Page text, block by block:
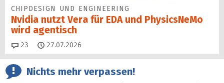
CHIPDESIGN UND ENGINEERING
Nvidia nutzt Vera für EDA und PhysicsNeMo
wird agentisch
23 Kommentare
27.07.2026
Nichts mehr verpassen!